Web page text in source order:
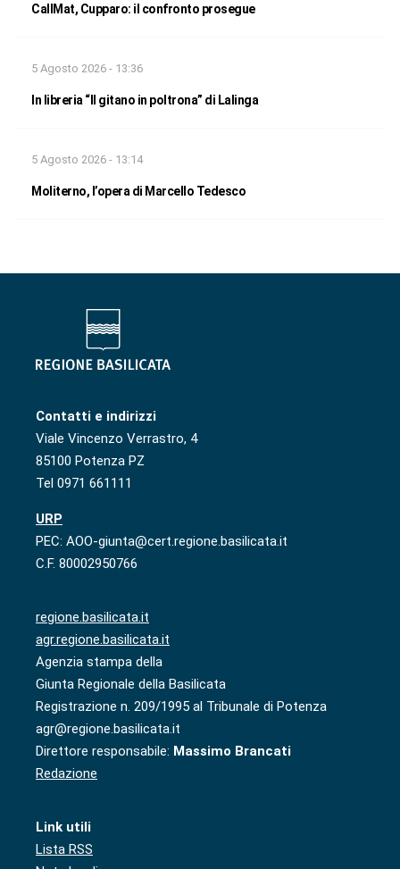
CallMat, Cupparo: il confronto prosegue
5 Agosto 2026 - 13:36
In libreria “Il gitano in poltrona” di Lalinga
5 Agosto 2026 - 13:14
Moliterno, l’opera di Marcello Tedesco
Contatti e indirizzi
Viale Vincenzo Verrastro, 4
85100 Potenza PZ
Tel 0971 661111
URP
PEC: AOO-giunta@cert.regione.basilicata.it
C.F. 80002950766
regione.basilicata.it
agr.regione.basilicata.it
Agenzia stampa della
Giunta Regionale della Basilicata
Registrazione n. 209/1995 al Tribunale di Potenza
agr@regione.basilicata.it
Direttore responsabile: Massimo Brancati
Redazione
Link utili
Lista RSS